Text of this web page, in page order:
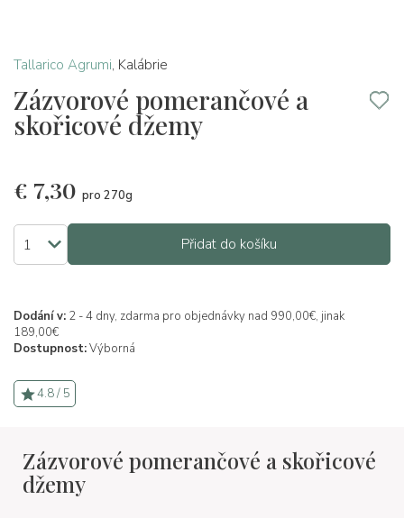
Tallarico Agrumi, Kalábrie
Zázvorové pomerančové a
skořicové džemy
€ 7,30 pro 270g
Přidat do košíku
Dodání v: 2 - 4 dny, zdarma pro objednávky nad 990,00€, jinak
189,00€
Dostupnost:Výborná
4.8 / 5
Zázvorové pomerančové a skořicové
džemy